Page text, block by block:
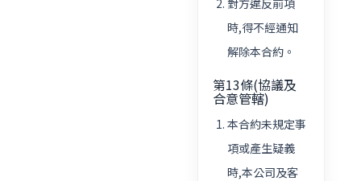
對方違反前項
時,得不經通知
解除本合約。
第13條(協議及
合意管轄)
本合約未規定事
項或產生疑義
時,本公司及客